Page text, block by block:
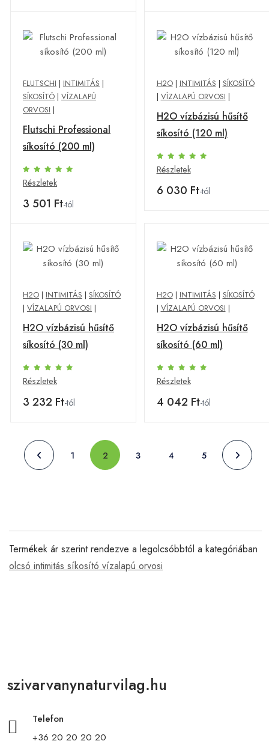
FLUTSCHI | INTIMITÁS |
SÍKOSÍTÓ | VÍZALAPÚ
ORVOSI |
Flutschi Professional
síkosító (200 ml)
Részletek
3 501 Ft-tól
H2O| INTIMITÁS | SÍKOSÍTÓ
| VÍZALAPÚ ORVOSI |
H2O vízbázisú hűsítő
síkosító (120 ml)
Részletek
6 030 Ft-tól
H2O | INTIMITÁS | SÍKOSÍTÓ
| VÍZALAPÚ ORVOSI |
H2O vízbázisú hűsítő
síkosító (30 ml)
Részletek
3 232 Ft-tól
H2O| INTIMITÁS | SÍKOSÍTÓ
| VÍZALAPÚ ORVOSI |
H2O vízbázisú hűsítő
síkosító (60 ml)
Részletek
4 042 Ft-tól
1 2 3 4 5
Termékek ár szerint rendezve a legolcsóbbtól a kategóriában
olcsó intimitás síkosító vízalapú orvosi
szivarvanynaturvilag.hu
Telefon
+36 20 20 20 20